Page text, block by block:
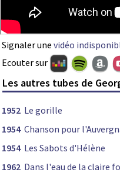
Signaler une vidéo
Ecouter sur
Les autres tubes de
1952 Le gorille
1954 Chanson pour
1954 Les Sabots d'Hélène
1962 Dans l'eau de la claire